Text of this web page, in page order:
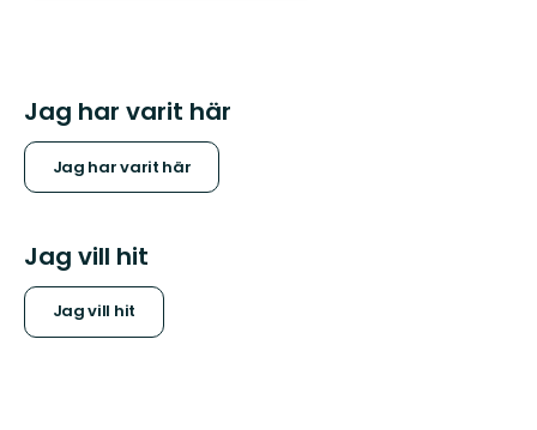
Jag har varit här
Jag har varit här
Jag vill hit
Jag vill hit